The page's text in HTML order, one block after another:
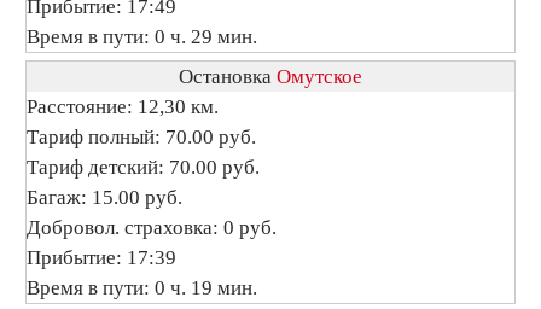
Прибытие: 17:49
Время в пути: 0 ч. 29 мин.
Остановка Омутское
Расстояние: 12,30 км.
Тариф полный: 70.00 руб.
Тариф детский: 70.00 руб.
Багаж: 15.00 руб.
Добровол. страховка: 0 руб.
Прибытие: 17:39
Время в пути: 0 ч. 19 мин.